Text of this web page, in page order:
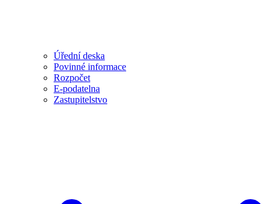
Úřední deska
Povinné informace
Rozpočet
E-podatelna
Zastupitelstvo